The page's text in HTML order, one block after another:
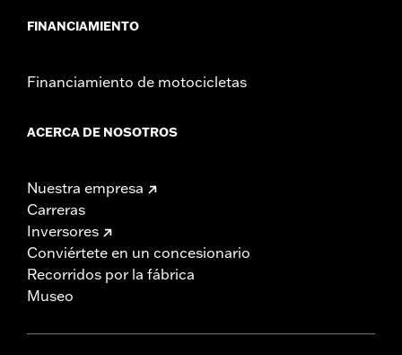
FINANCIAMIENTO
Financiamiento de motocicletas
ACERCA DE NOSOTROS
Nuestra empresa
Carreras
Inversores
Conviértete en un concesionario
Recorridos por la fábrica
Museo